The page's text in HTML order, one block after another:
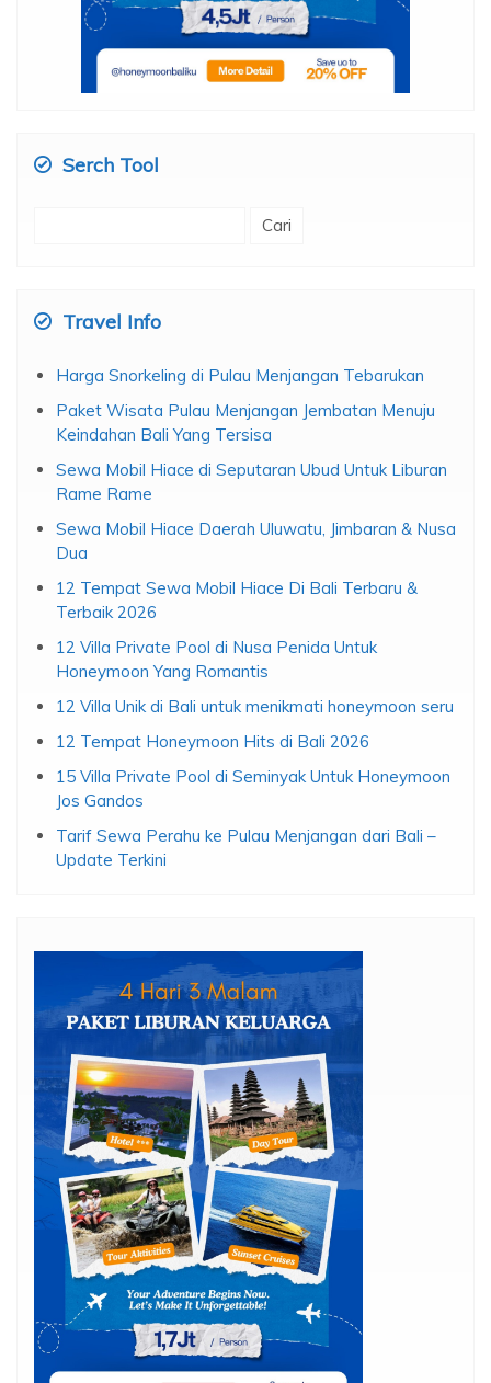
Serch Tool
Travel Info
Harga Snorkeling di Pulau Menjangan Tebarukan
Paket Wisata Pulau Menjangan Jembatan Menuju
Keindahan Bali Yang Tersisa
Sewa Mobil Hiace di Seputaran Ubud Untuk Liburan
Rame Rame
Sewa Mobil Hiace Daerah Uluwatu, Jimbaran & Nusa
Dua
12 Tempat Sewa Mobil Hiace Di Bali Terbaru &
Terbaik 2026
12 Villa Private Pool di Nusa Penida Untuk
Honeymoon Yang Romantis
12 Villa Unik di Bali untuk menikmati honeymoon seru
12 Tempat Honeymoon Hits di Bali 2026
15 Villa Private Pool di Seminyak Untuk Honeymoon
Jos Gandos
Tarif Sewa Perahu ke Pulau Menjangan dari Bali –
Update Terkini